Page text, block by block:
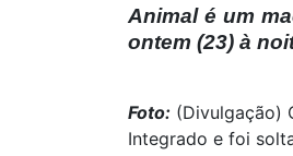
Animal é um
ontem (23) à
Foto: (Divulgação)
Integrado e foi